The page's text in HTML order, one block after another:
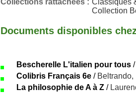
Collections rattachées : Classiques
Collection
Documents disponibles
Bescherelle L'italien pour tous
Colibris Français 6e / Beltrando,
La philosophie de A à Z /